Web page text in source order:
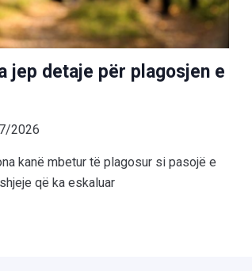
jep detaje për plagosjen e
2026
kanë mbetur të plagosur si pasojë e
që ka eskaluar